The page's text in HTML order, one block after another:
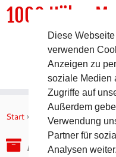
Inhalt
1000
DER
Start » 2025 » Juli » 28.
Archiv für
Diese
verwenden
Anzeigen zu
soziale Medien
Zugriffe auf
Außerdem
Verwendung
Partner für
Analysen